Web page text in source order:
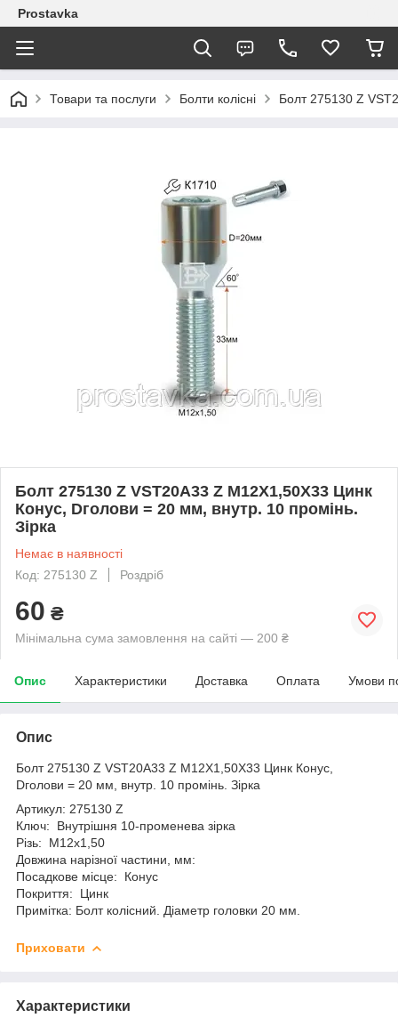
Prostavka
Товари та послуги Болти колісні Болт 275130 Z
Болт 275130 Z VST20A33 Z M12X1,50X33 Цинк
Конус, Dголови = 20 мм, внутр. 10 промінь.
Зірка
Немає в наявності
Код: 275130 Z
Роздріб
60 ₴
Мінімальна сума замовлення на сайті — 200 ₴
Опис Характеристики Доставка Оплата Умови
Опис
Болт 275130 Z VST20A33 Z M12X1,50X33 Цинк Конус,
Dголови = 20 мм, внутр. 10 промінь. Зірка
Артикул: 275130 Z
Ключ: Внутрішня 10-променева зірка
Різь: М12х1,50
Довжина нарізної частини, мм:
Посадкове місце: Конус
Покриття: Цинк
Примітка: Болт колісний. Діаметр головки 20 мм.
Приховати
Характеристики